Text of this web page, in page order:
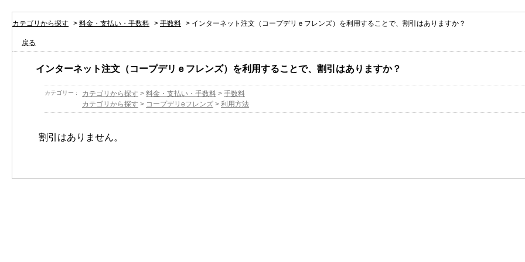
カテゴリから探す > 料金・支払い・手数料 > 手数料 > インターネット注文（コープデリｅフレンズ）を利用することで、割引はありますか？
戻る
インターネット注文（コープデリｅフレンズ）を利用することで、割引はありますか？
カテゴリー : カテゴリから探す > 料金・支払い・手数料 > 手数料
カテゴリから探す > コープデリeフレンズ > 利用方法
割引はありません。